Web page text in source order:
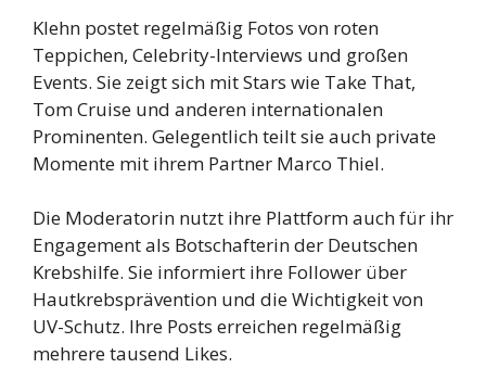
Klehn postet regelmäßig Fotos von roten
Teppichen, Celebrity-Interviews und großen
Events. Sie zeigt sich mit Stars wie Take That,
Tom Cruise und anderen internationalen
Prominenten. Gelegentlich teilt sie auch private
Momente mit ihrem Partner Marco Thiel.
Die Moderatorin nutzt ihre Plattform auch für ihr
Engagement als Botschafterin der Deutschen
Krebshilfe. Sie informiert ihre Follower über
Hautkrebsprävention und die Wichtigkeit von
UV-Schutz. Ihre Posts erreichen regelmäßig
mehrere tausend Likes.